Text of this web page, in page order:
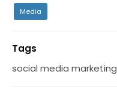
Media
Tags
social media marketing